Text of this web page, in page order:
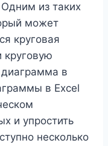
из таких
может
круговая
в
в Excel
и упростить
несколько